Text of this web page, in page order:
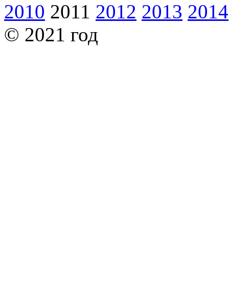
2010 2011 2012 2013 2014
© 2021 год